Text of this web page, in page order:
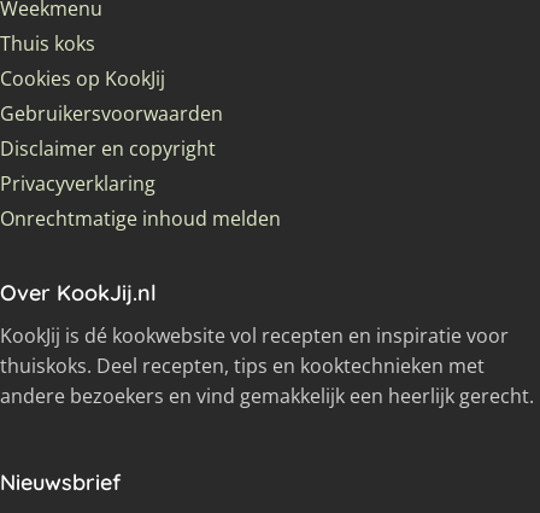
Weekmenu
Thuis koks
Cookies op KookJij
Gebruikersvoorwaarden
Disclaimer en copyright
Privacyverklaring
Onrechtmatige inhoud melden
Over KookJij.nl
KookJij is dé kookwebsite vol recepten en inspiratie voor
thuiskoks. Deel recepten, tips en kooktechnieken met
andere bezoekers en vind gemakkelijk een heerlijk gerecht.
Nieuwsbrief